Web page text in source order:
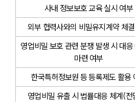
사내 정보보호 교육 실시 여부
외부 협력사와의 비밀유지계약 체
영업비밀 보호 관련 분쟁 발생 시 대응
마련 여부
한국특허정보원 등 등록제도 활용
영업비밀 유출 시 법률대응 체계(전